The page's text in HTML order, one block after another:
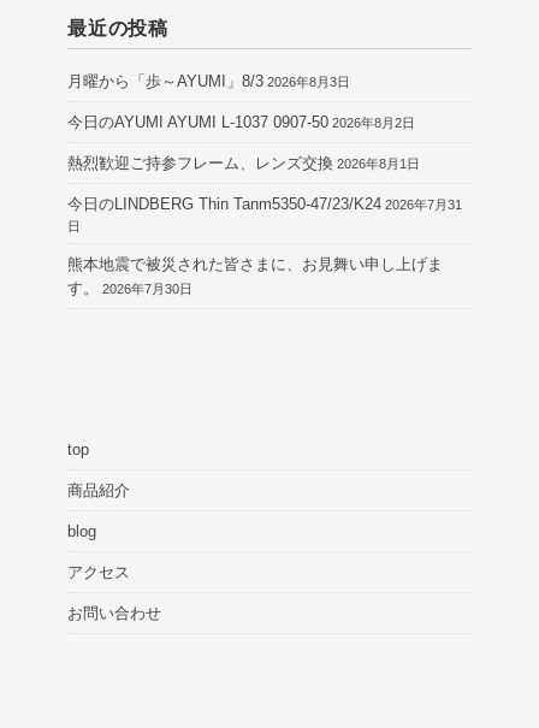
最近の投稿
月曜から「歩～AYUMI」8/3 2026年8月3日
今日のAYUMI AYUMI L-1037 0907-50 2026年8月2日
熱烈歓迎ご持参フレーム、レンズ交換 2026年8月1日
今日のLINDBERG Thin Tanm5350-47/23/K24 2026年7月31
日
熊本地震で被災された皆さまに、お見舞い申し上げま
す。
2026年7月30日
top
商品紹介
blog
アクセス
お問い合わせ